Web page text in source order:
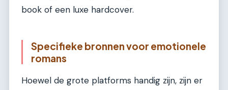
book of een luxe hardcover.
Specifieke bronnen voor emotionele
romans
Hoewel de grote platforms handig zijn, zijn er